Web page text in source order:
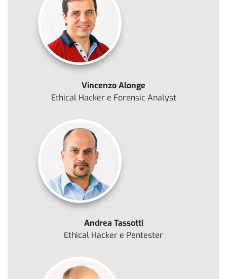
Vincenzo Alonge
Ethical Hacker e Forensic Analyst
Andrea Tassotti
Ethical Hacker e Pentester